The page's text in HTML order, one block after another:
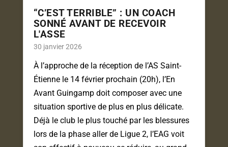
“C’EST TERRIBLE” : UN COACH
SONNÉ AVANT DE RECEVOIR
L'ASSE
30 janvier 2026
À l’approche de la réception de l’AS Saint-
Étienne le 14 février prochain (20h), l’En
Avant Guingamp doit composer avec une
situation sportive de plus en plus délicate.
Déjà le club le plus touché par les blessures
lors de la phase aller de Ligue 2, l’EAG voit